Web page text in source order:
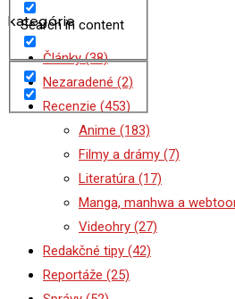
Search in content
kategórie
Články(38)
Nezaradené (2)
Recenzie (453)
Anime (183)
Filmy a drámy (7)
Literatúra (17)
Manga, manhwa a
Videohry (27)
Redakčné tipy (42)
Reportáže (25)